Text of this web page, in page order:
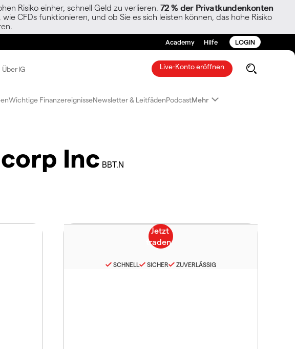
Risiko einher, schnell Geld zu verlieren. 72 % der Privatkundenkonten
CFDs funktionieren, und ob Sie es sich leisten können, das hohe Risiko
Academy Hilfe LOGIN
Über IG Live-Konto eröffnen
Wichtige FinanzereignisseNewsletter & LeitfädenPodcastMehr
Inc BBT.N
SCHNELL SICHER ZUVERLÄSSIG